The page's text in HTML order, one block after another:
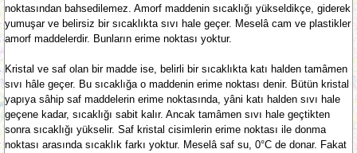
noktasından bahsedilemez. Amorf maddenin sıcaklığı yükseldikçe, giderek
yumuşar ve belirsiz bir sıcaklıkta sıvı hale geçer. Meselâ cam ve plastikler
amorf maddelerdir. Bunların erime noktası yoktur.
Kristal ve saf olan bir madde ise, belirli bir sıcaklıkta katı halden tamâmen
sıvı hâle geçer. Bu sıcaklığa o maddenin erime noktası denir. Bütün kristal
yapıya sâhip saf maddelerin erime noktasında, yâni katı halden sıvı hale
geçene kadar, sıcaklığı sabit kalır. Ancak tamâmen sıvı hale geçtikten
sonra sıcaklığı yükselir. Saf kristal cisimlerin erime noktası ile donma
noktası arasında sıcaklık farkı yoktur. Meselâ saf su, 0°C de donar. Fakat